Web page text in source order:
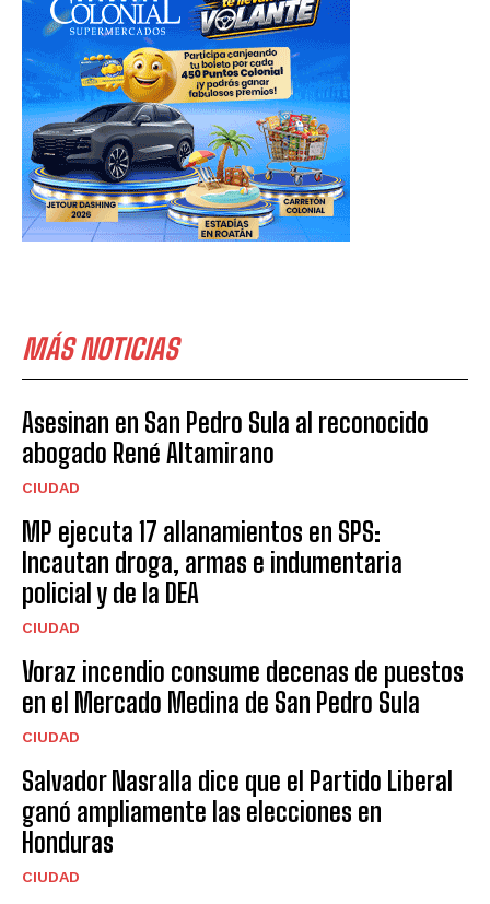
MÁS NOTICIAS
Asesinan en San Pedro Sula al reconocido
abogado René Altamirano
CIUDAD
MP ejecuta 17 allanamientos en SPS:
Incautan droga, armas e indumentaria
policial y de la DEA
CIUDAD
Voraz incendio consume decenas de puestos
en el Mercado Medina de San Pedro Sula
CIUDAD
Salvador Nasralla dice que el Partido Liberal
ganó ampliamente las elecciones en
Honduras
CIUDAD